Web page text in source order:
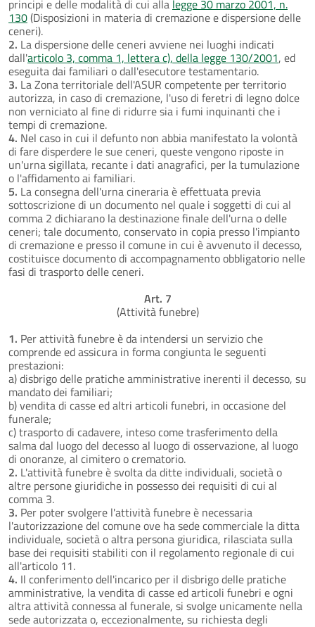
principi e delle modalità di cui alla legge 30 marzo 2001, n.
130(Disposizioni in materia di cremazione e dispersione delle
ceneri).
2. La dispersione delle ceneri avviene nei luoghi indicati
dall'articolo 3, comma 1, lettera c), della legge 130/2001, ed
eseguita dai familiari o dall'esecutore testamentario.
3. La Zona territoriale dell'ASUR competente per territorio
autorizza, in caso di cremazione, l'uso di feretri di legno dolce
non verniciato al fine di ridurre sia i fumi inquinanti che i
tempi di cremazione.
4. Nel caso in cui il defunto non abbia manifestato la volontà
di fare disperdere le sue ceneri, queste vengono riposte in
un'urna sigillata, recante i dati anagrafici, per la tumulazione
o l'affidamento ai familiari.
5. La consegna dell'urna cineraria è effettuata previa
sottoscrizione di un documento nel quale i soggetti di cui al
comma 2 dichiarano la destinazione finale dell'urna o delle
ceneri; tale documento, conservato in copia presso l'impianto
di cremazione e presso il comune in cui è avvenuto il decesso,
costituisce documento di accompagnamento obbligatorio nelle
fasi di trasporto delle ceneri.
Art. 7
(Attività funebre)
1. Per attività funebre è da intendersi un servizio che
comprende ed assicura in forma congiunta le seguenti
prestazioni:
a) disbrigo delle pratiche amministrative inerenti il decesso, su
mandato dei familiari;
b) vendita di casse ed altri articoli funebri, in occasione del
funerale;
c) trasporto di cadavere, inteso come trasferimento della
salma dal luogo del decesso al luogo di osservazione, al luogo
di onoranze, al cimitero o crematorio.
2. L'attività funebre è svolta da ditte individuali, società o
altre persone giuridiche in possesso dei requisiti di cui al
comma 3.
3. Per poter svolgere l'attività funebre è necessaria
l'autorizzazione del comune ove ha sede commerciale la ditta
individuale, società o altra persona giuridica, rilasciata sulla
base dei requisiti stabiliti con il regolamento regionale di cui
all'articolo 11.
4. Il conferimento dell'incarico per il disbrigo delle pratiche
amministrative, la vendita di casse ed articoli funebri e ogni
altra attività connessa al funerale, si svolge unicamente nella
sede autorizzata o, eccezionalmente, su richiesta degli